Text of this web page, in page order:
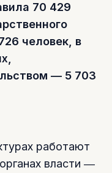
70 429
человек, в
― 5 703
работают
власти ―